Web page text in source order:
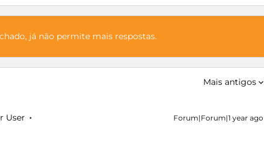
já não permite mais respostas.
Mais antigos
User Forum|Forum|1 year ago